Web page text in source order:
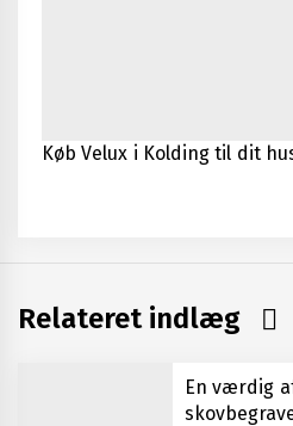
Køb Velux i Kolding til dit
Relateret indlæg
En værdig